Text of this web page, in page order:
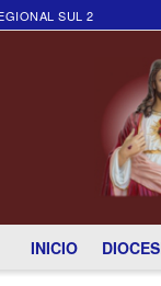
SUL 2
INICIO